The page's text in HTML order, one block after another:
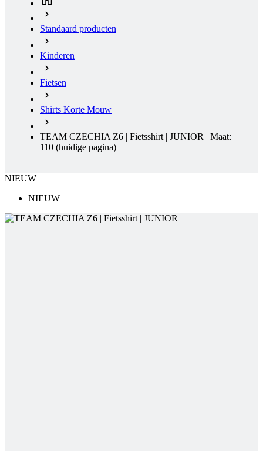
Standaard producten
Kinderen
Fietsen
Shirts Korte Mouw
TEAM CZECHIA Z6 | Fietsshirt | JUNIOR | Maat:
110 (huidige pagina)
NIEUW
NIEUW